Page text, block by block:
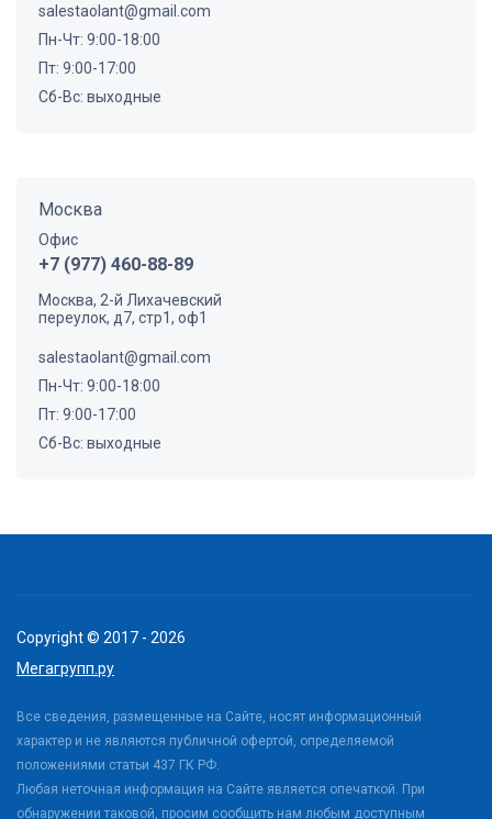
salestaolant@gmail.com
Пн-Чт: 9:00-18:00
Пт: 9:00-17:00
Сб-Вс: выходные
Москва
Офис
+7 (977) 460-88-89
Москва, 2-й Лихачевский
переулок, д7, стр1, оф1
salestaolant@gmail.com
Пн-Чт: 9:00-18:00
Пт: 9:00-17:00
Сб-Вс: выходные
Copyright © 2017 - 2026
Мегагрупп.ру
Все сведения, размещенные на Сайте, носят информационный
характер и не являются публичной офертой, определяемой
положениями статьи 437 ГК РФ.
Любая неточная информация на Сайте является опечаткой. При
обнаружении таковой, просим сообщить нам любым доступным